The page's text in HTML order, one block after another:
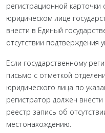
регистрационной
юридическом лице
внести в Единый
отсутствии подтверждения
Если государственному
письмо с отметкой
юридического лица по
регистратор должен
реестр запись об
местонахождению.